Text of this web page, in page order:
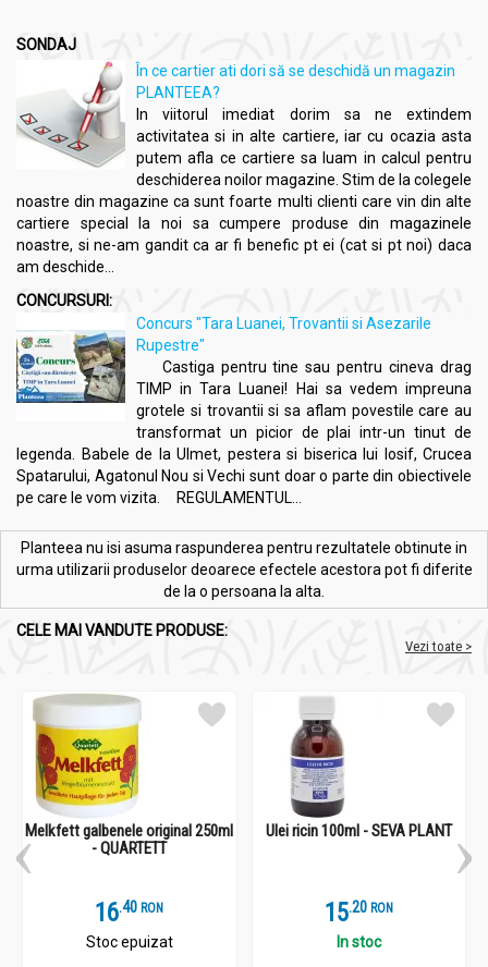
SONDAJ
În ce cartier ati dori să se deschidă un magazin
PLANTEEA?
In viitorul imediat dorim sa ne extindem
activitatea si in alte cartiere, iar cu ocazia asta
putem afla ce cartiere sa luam in calcul pentru
deschiderea noilor magazine. Stim de la colegele
noastre din magazine ca sunt foarte multi clienti care vin din alte
cartiere special la noi sa cumpere produse din magazinele
noastre, si ne-am gandit ca ar fi benefic pt ei (cat si pt noi) daca
am deschide...
CONCURSURI:
Concurs "Tara Luanei, Trovantii si Asezarile
Rupestre"
Castiga pentru tine sau pentru cineva drag
TIMP in Tara Luanei! Hai sa vedem impreuna
grotele si trovantii si sa aflam povestile care au
transformat un picior de plai intr-un tinut de
legenda. Babele de la Ulmet, pestera si biserica lui Iosif, Crucea
Spatarului, Agatonul Nou si Vechi sunt doar o parte din obiectivele
pe care le vom vizita. REGULAMENTUL...
Planteea nu isi asuma raspunderea pentru rezultatele obtinute in
urma utilizarii produselor deoarece efectele acestora pot fi diferite
de la o persoana la alta.
CELE MAI VANDUTE PRODUSE:
Vezi toate >
Melkfett galbenele original 250ml
- QUARTETT
16.4 RON
Stoc epuizat
Ulei ricin 100ml - SEVA PLANT
15.2 RON
In stoc